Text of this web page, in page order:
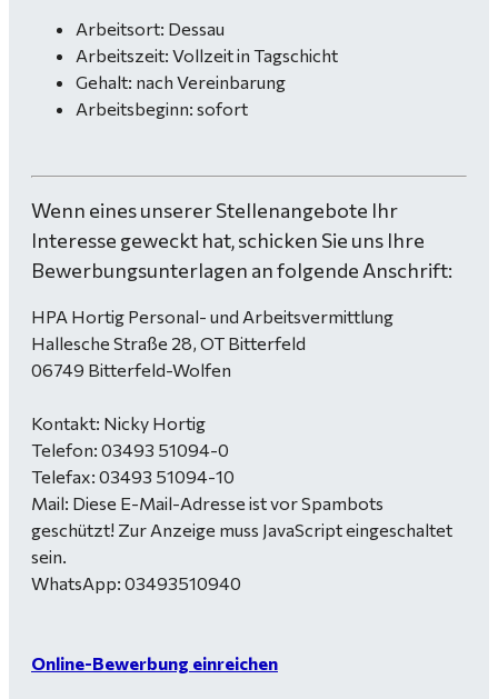
Arbeitsort: Dessau
Arbeitszeit: Vollzeit in Tagschicht
Gehalt: nach Vereinbarung
Arbeitsbeginn: sofort
Wenn eines unserer Stellenangebote Ihr
Interesse geweckt hat, schicken Sie uns Ihre
Bewerbungsunterlagen an folgende Anschrift:
HPA Hortig Personal- und Arbeitsvermittlung
Hallesche Straße 28, OT Bitterfeld
06749 Bitterfeld-Wolfen
Kontakt: Nicky Hortig
Telefon: 03493 51094-0
Telefax: 03493 51094-10
Mail: Diese E-Mail-Adresse ist vor Spambots
geschützt! Zur Anzeige muss JavaScript eingeschaltet
sein.
WhatsApp: 03493510940
Online-Bewerbung einreichen